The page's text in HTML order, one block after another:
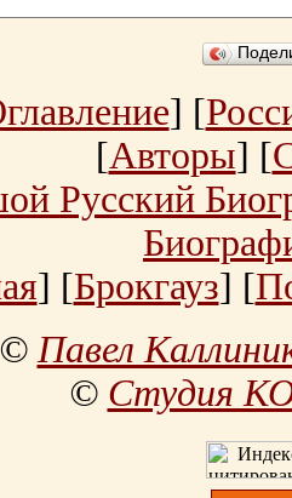
] [
[Авторы] [
Русский
] [Брокгауз] [
©Павел
© Студия